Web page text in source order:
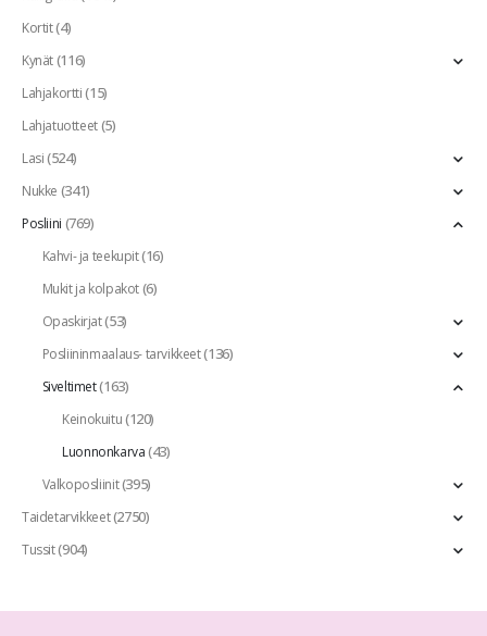
Kortit(4)
Kynät(116)
Lahjakortti(15)
Lahjatuotteet(5)
Lasi(524)
Nukke (341)
Posliini (769)
Kahvi- ja teekupit(16)
Mukit ja kolpakot(6)
Opaskirjat(53)
Posliininmaalaus- tarvikkeet(136)
Siveltimet(163)
Keinokuitu(120)
Luonnonkarva(43)
Valkoposliinit(395)
Taidetarvikkeet(2750)
Tussit(904)